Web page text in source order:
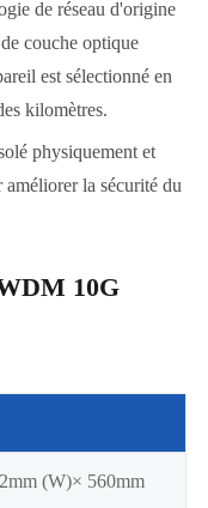
de réseau d'origine
couche optique
est sélectionné en
kilomètres.
physiquement et
améliorer la sécurité du
10G
(W)× 560mm